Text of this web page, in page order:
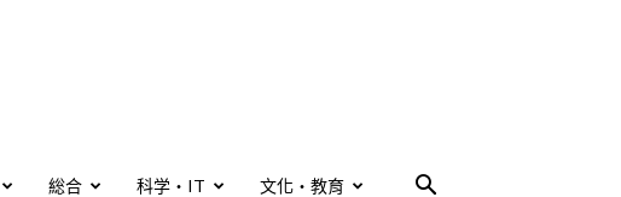
総合 科学・IT 文化・教育